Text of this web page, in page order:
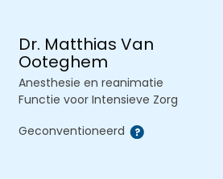
Dr. Matthias Van
Ooteghem
Anesthesie en reanimatie
Functie voor Intensieve Zorg
Geconventioneerd